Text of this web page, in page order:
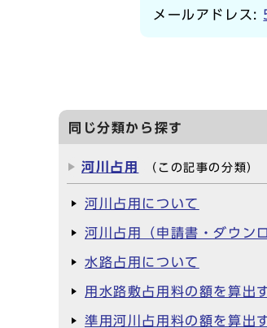
メールアドレス:
同じ分類から探す
河川占用 （この記事の分類）
河川占用について
河川占用（申請書・ダウン
水路占用について
用水路敷占用料の額を算出
準用河川占用料の額を算出